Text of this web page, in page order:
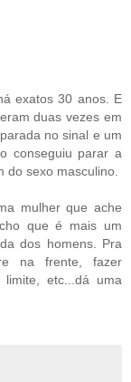
exatos 30 anos. E
duas vezes em
no sinal e um
conseguiu parar a
do sexo masculino.
mulher que ache
que é mais um
dos homens. Pra
na frente, fazer
limite, etc...dá uma